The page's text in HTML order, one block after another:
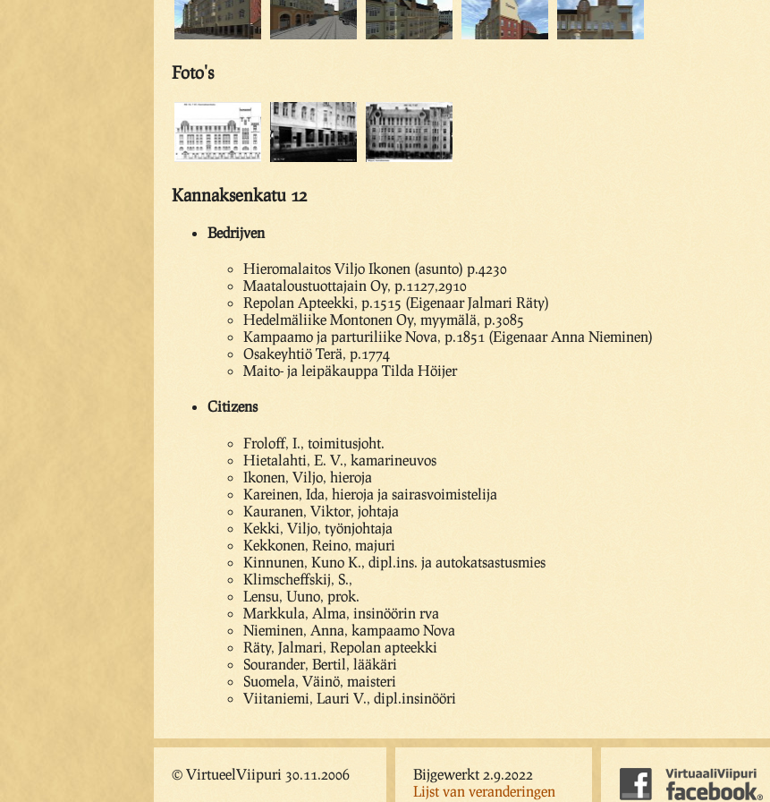
Foto's
Kannaksenkatu 12
Bedrijven
Hieromalaitos Viljo Ikonen (asunto) p.4230
Maataloustuottajain Oy, p.1127,2910
Repolan Apteekki, p.1515 (Eigenaar Jalmari Räty)
Hedelmäliike Montonen Oy, myymälä, p.3085
Kampaamo ja parturiliike Nova, p.1851 (Eigenaar Anna Nieminen)
Osakeyhtiö Terä, p.1774
Maito- ja leipäkauppa Tilda Höijer
Citizens
Froloff, I., toimitusjoht.
Hietalahti, E. V., kamarineuvos
Ikonen, Viljo, hieroja
Kareinen, Ida, hieroja ja sairasvoimistelija
Kauranen, Viktor, johtaja
Kekki, Viljo, työnjohtaja
Kekkonen, Reino, majuri
Kinnunen, Kuno K., dipl.ins. ja autokatsastusmies
Klimscheffskij, S.,
Lensu, Uuno, prok.
Markkula, Alma, insinöörin rva
Nieminen, Anna, kampaamo Nova
Räty, Jalmari, Repolan apteekki
Sourander, Bertil, lääkäri
Suomela, Väinö, maisteri
Viitaniemi, Lauri V., dipl.insinööri
© VirtueelViipuri 30.11.2006
Bijgewerkt 2.9.2022
Lijst van veranderingen